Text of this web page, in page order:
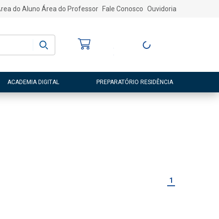
do Aluno Área do Professor Fale Conosco Ouvidoria
Entre ou Cadastre-
ACADEMIA DIGITAL PREPARATÓRIO RESIDÊNCIA
1